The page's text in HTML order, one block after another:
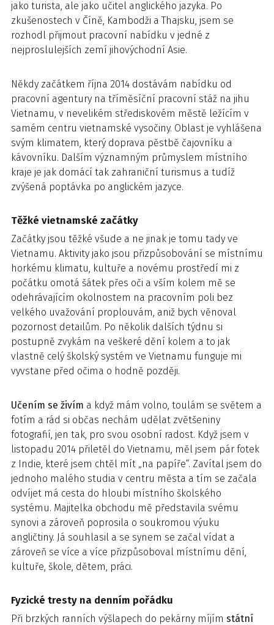
jako turista, ale jako učitel anglického jazyka. Po
zkušenostech v Číně, Kambodži a Thajsku, jsem se
rozhodl přijmout pracovní nabídku v jedné z
nejproslulejších zemí jihovýchodní Asie.
Někdy začátkem října 2014 dostávám nabídku od
pracovní agentury na tříměsíční pracovní stáž na jihu
Vietnamu, v nevelikém střediskovém městě ležícím v
samém centru vietnamské vysočiny. Oblast je vyhlášena
svým klimatem, který doprava pěstbě čajovníku a
kávovníku. Dalším významným průmyslem místního
kraje je jak domácí tak zahraniční turismus a tudíž
zvýšená poptávka po anglickém jazyce.
Těžké vietnamské začátky
Začátky jsou těžké všude a ne jinak je tomu tady ve
Vietnamu. Aktivity jako jsou přizpůsobování se místnímu
horkému klimatu, kultuře a novému prostředí mi z
počátku omotá šátek přes oči a vším kolem mě se
odehrávajícím okolnostem na pracovním poli bez
velkého uvažování proplouvám, aniž bych věnoval
pozornost detailům. Po několik dalších týdnu si
postupně zvykám na veškeré dění kolem a to jak
vlastně celý školský systém ve Vietnamu funguje mi
vyvstane před očima o hodně později.
Učením se živím a když mám volno, toulám se světem a
fotím a rád si občas nechám udělat zvětšeniny
fotografií, jen tak, pro svou osobní radost. Když jsem v
listopadu 2014 přiletěl do Vietnamu, měl jsem pár fotek
z Indie, které jsem chtěl mít „na papíře“. Zavítal jsem do
jednoho malého studia v centru města a tím se začala
odvíjet má cesta do hloubi místního školského
systému. Majitelka obchodu mě představila svému
synovi a zároveň poprosila o soukromou výuku
angličtiny. Já souhlasil a se synem se začal vídat a
zároveň se více a více přizpůsoboval místnímu dění,
kultuře, škole, dětem, práci.
Fyzické tresty na denním pořádku
Při brzkých ranních výšlapech do pekárny míjím státní